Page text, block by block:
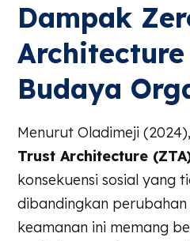
Dampak
Budaya
Menurut Oladimeji
Trust Architecture
konsekuensi sosial yang
dibandingkan perubahan
keamanan ini memang